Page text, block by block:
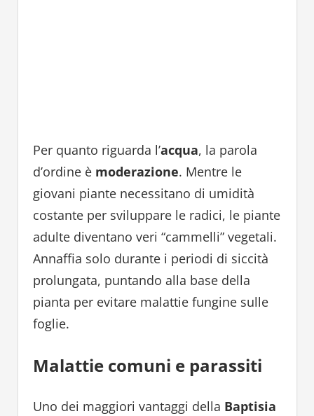
Per quanto riguarda l’acqua, la parola
d’ordine è moderazione. Mentre le
giovani piante necessitano di umidità
costante per sviluppare le radici, le piante
adulte diventano veri “cammelli” vegetali.
Annaffia solo durante i periodi di siccità
prolungata, puntando alla base della
pianta per evitare malattie fungine sulle
foglie.
Malattie comuni e parassiti
Uno dei maggiori vantaggi della Baptisia